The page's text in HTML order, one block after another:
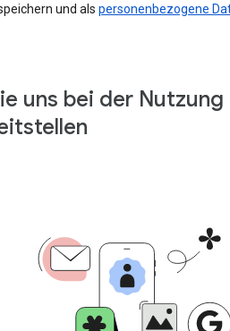
und als personenbezogene
uns bei der